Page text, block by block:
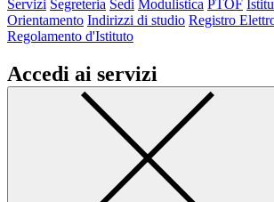
Servizi Segreteria Sedi Modulistica PTOF
Orientamento Indirizzi di studio Registro
Regolamento d'Istituto
Accedi ai servizi